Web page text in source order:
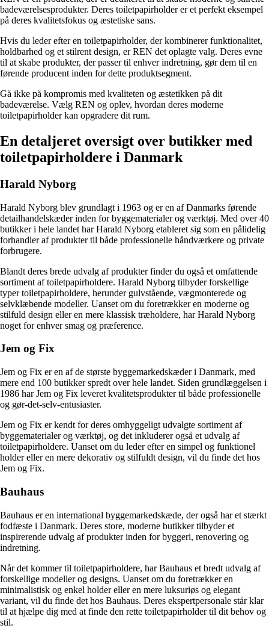
badeværelsesprodukter. Deres toiletpapirholder er et perfekt eksempel
på deres kvalitetsfokus og æstetiske sans.
Hvis du leder efter en toiletpapirholder, der kombinerer funktionalitet,
holdbarhed og et stilrent design, er REN det oplagte valg. Deres evne
til at skabe produkter, der passer til enhver indretning, gør dem til en
førende producent inden for dette produktsegment.
Gå ikke på kompromis med kvaliteten og æstetikken på dit
badeværelse. Vælg REN og oplev, hvordan deres moderne
toiletpapirholder kan opgradere dit rum.
En detaljeret oversigt over butikker med
toiletpapirholdere i Danmark
Harald Nyborg
Harald Nyborg blev grundlagt i 1963 og er en af Danmarks førende
detailhandelskæder inden for byggematerialer og værktøj. Med over 40
butikker i hele landet har Harald Nyborg etableret sig som en pålidelig
forhandler af produkter til både professionelle håndværkere og private
forbrugere.
Blandt deres brede udvalg af produkter finder du også et omfattende
sortiment af toiletpapirholdere. Harald Nyborg tilbyder forskellige
typer toiletpapirholdere, herunder gulvstående, vægmonterede og
selvklæbende modeller. Uanset om du foretrækker en moderne og
stilfuld design eller en mere klassisk træholdere, har Harald Nyborg
noget for enhver smag og præference.
Jem og Fix
Jem og Fix er en af de største byggemarkedskæder i Danmark, med
mere end 100 butikker spredt over hele landet. Siden grundlæggelsen i
1986 har Jem og Fix leveret kvalitetsprodukter til både professionelle
og gør-det-selv-entusiaster.
Jem og Fix er kendt for deres omhyggeligt udvalgte sortiment af
byggematerialer og værktøj, og det inkluderer også et udvalg af
toiletpapirholdere. Uanset om du leder efter en simpel og funktionel
holder eller en mere dekorativ og stilfuldt design, vil du finde det hos
Jem og Fix.
Bauhaus
Bauhaus er en international byggemarkedskæde, der også har et stærkt
fodfæste i Danmark. Deres store, moderne butikker tilbyder et
inspirerende udvalg af produkter inden for byggeri, renovering og
indretning.
Når det kommer til toiletpapirholdere, har Bauhaus et bredt udvalg af
forskellige modeller og designs. Uanset om du foretrækker en
minimalistisk og enkel holder eller en mere luksuriøs og elegant
variant, vil du finde det hos Bauhaus. Deres ekspertpersonale står klar
til at hjælpe dig med at finde den rette toiletpapirholder til dit behov og
stil.